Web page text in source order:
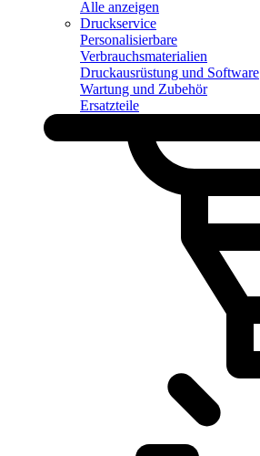
Alle anzeigen
Druckservice
Personalisierbare
Verbrauchsmaterialien
Druckausrüstung und Software
Wartung und Zubehör
Ersatzteile